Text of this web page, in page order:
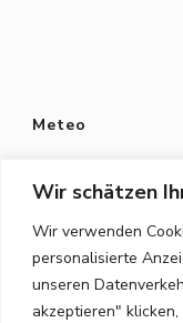
Wir schätzen
Wir verwenden
personalisierte
unseren
akzeptieren"
Meteo
Datenschutz